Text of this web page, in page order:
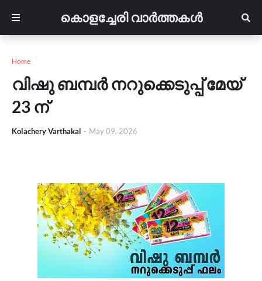
കൊളച്ചേരി വാർത്തകൾ
Home
വിഷു ബമ്പർ നറുക്കെടുപ്പ് മേയ്
23 ന്
Kolachery Varthakal - May 09, 2026